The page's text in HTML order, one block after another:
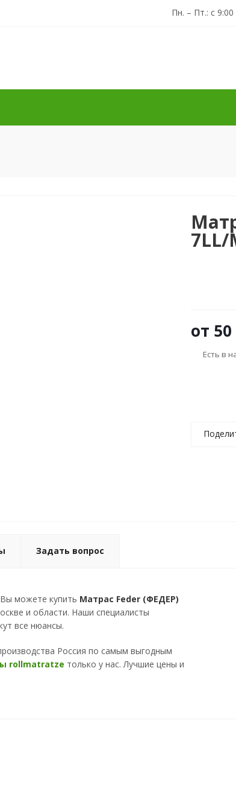
Пн. – Пт.: с
7LL/
от
Есть в
Задать вопрос
можете купить Матрас Feder (ФЕДЕР)
и области. Наши специалисты
все нюансы.
Россия по самым выгодным
rollmatratze только у нас. Лучшие цены и